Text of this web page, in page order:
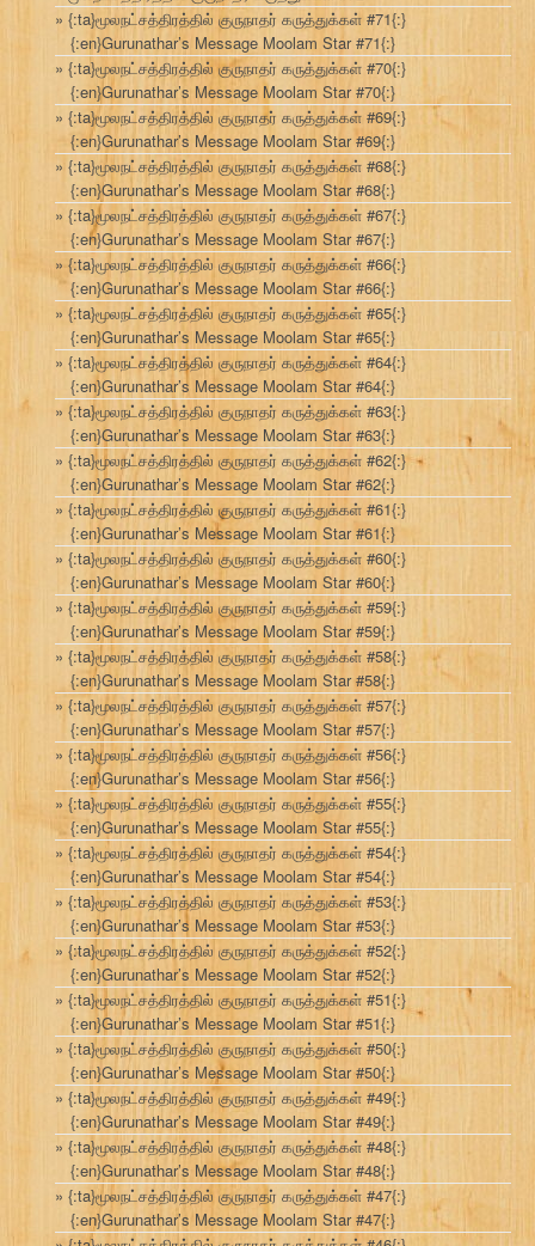
{:ta}மூலநட்சத்திரத்தில் குருநாதர் கருத்துக்கள் #71{:}
{:en}Gurunathar’s Message Moolam Star #71{:}
{:ta}மூலநட்சத்திரத்தில் குருநாதர் கருத்துக்கள் #70{:}
{:en}Gurunathar’s Message Moolam Star #70{:}
{:ta}மூலநட்சத்திரத்தில் குருநாதர் கருத்துக்கள் #69{:}
{:en}Gurunathar’s Message Moolam Star #69{:}
{:ta}மூலநட்சத்திரத்தில் குருநாதர் கருத்துக்கள் #68{:}
{:en}Gurunathar’s Message Moolam Star #68{:}
{:ta}மூலநட்சத்திரத்தில் குருநாதர் கருத்துக்கள் #67{:}
{:en}Gurunathar’s Message Moolam Star #67{:}
{:ta}மூலநட்சத்திரத்தில் குருநாதர் கருத்துக்கள் #66{:}
{:en}Gurunathar’s Message Moolam Star #66{:}
{:ta}மூலநட்சத்திரத்தில் குருநாதர் கருத்துக்கள் #65{:}
{:en}Gurunathar’s Message Moolam Star #65{:}
{:ta}மூலநட்சத்திரத்தில் குருநாதர் கருத்துக்கள் #64{:}
{:en}Gurunathar’s Message Moolam Star #64{:}
{:ta}மூலநட்சத்திரத்தில் குருநாதர் கருத்துக்கள் #63{:}
{:en}Gurunathar’s Message Moolam Star #63{:}
{:ta}மூலநட்சத்திரத்தில் குருநாதர் கருத்துக்கள் #62{:}
{:en}Gurunathar’s Message Moolam Star #62{:}
{:ta}மூலநட்சத்திரத்தில் குருநாதர் கருத்துக்கள் #61{:}
{:en}Gurunathar’s Message Moolam Star #61{:}
{:ta}மூலநட்சத்திரத்தில் குருநாதர் கருத்துக்கள் #60{:}
{:en}Gurunathar’s Message Moolam Star #60{:}
{:ta}மூலநட்சத்திரத்தில் குருநாதர் கருத்துக்கள் #59{:}
{:en}Gurunathar’s Message Moolam Star #59{:}
{:ta}மூலநட்சத்திரத்தில் குருநாதர் கருத்துக்கள் #58{:}
{:en}Gurunathar’s Message Moolam Star #58{:}
{:ta}மூலநட்சத்திரத்தில் குருநாதர் கருத்துக்கள் #57{:}
{:en}Gurunathar’s Message Moolam Star #57{:}
{:ta}மூலநட்சத்திரத்தில் குருநாதர் கருத்துக்கள் #56{:}
{:en}Gurunathar’s Message Moolam Star #56{:}
{:ta}மூலநட்சத்திரத்தில் குருநாதர் கருத்துக்கள் #55{:}
{:en}Gurunathar’s Message Moolam Star #55{:}
{:ta}மூலநட்சத்திரத்தில் குருநாதர் கருத்துக்கள் #54{:}
{:en}Gurunathar’s Message Moolam Star #54{:}
{:ta}மூலநட்சத்திரத்தில் குருநாதர் கருத்துக்கள் #53{:}
{:en}Gurunathar’s Message Moolam Star #53{:}
{:ta}மூலநட்சத்திரத்தில் குருநாதர் கருத்துக்கள் #52{:}
{:en}Gurunathar’s Message Moolam Star #52{:}
{:ta}மூலநட்சத்திரத்தில் குருநாதர் கருத்துக்கள் #51{:}
{:en}Gurunathar’s Message Moolam Star #51{:}
{:ta}மூலநட்சத்திரத்தில் குருநாதர் கருத்துக்கள் #50{:}
{:en}Gurunathar’s Message Moolam Star #50{:}
{:ta}மூலநட்சத்திரத்தில் குருநாதர் கருத்துக்கள் #49{:}
{:en}Gurunathar’s Message Moolam Star #49{:}
{:ta}மூலநட்சத்திரத்தில் குருநாதர் கருத்துக்கள் #48{:}
{:en}Gurunathar’s Message Moolam Star #48{:}
{:ta}மூலநட்சத்திரத்தில் குருநாதர் கருத்துக்கள் #47{:}
{:en}Gurunathar’s Message Moolam Star #47{:}